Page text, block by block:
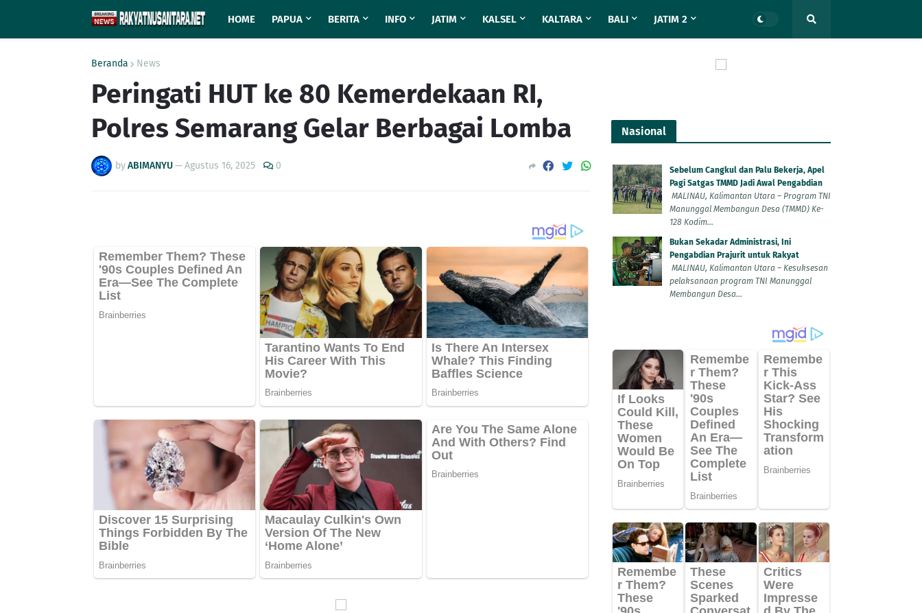
HOME PAPUA BERITA INFO JATIM KALSEL KALTARA BALI JATIM 2
Beranda News
Peringati HUT ke 80 Kemerdekaan RI,
Polres Semarang Gelar Berbagai Lomba
byABIMANYU—Agustus 16, 2025 0
Nasional
Sebelum Cangkul dan Palu Bekerja, Apel
Pagi Satgas TMMD Jadi Awal Pengabdian
MALINAU, Kalimantan Utara – Program TNI
Manunggal Membangun Desa (TMMD) Ke-
128 Kodim...
Bukan Sekadar Administrasi, Ini
Pengabdian Prajurit untuk Rakyat
MALINAU, Kalimantan Utara – Kesuksesan
pelaksanaan program TNI Manunggal
Membangun Desa...